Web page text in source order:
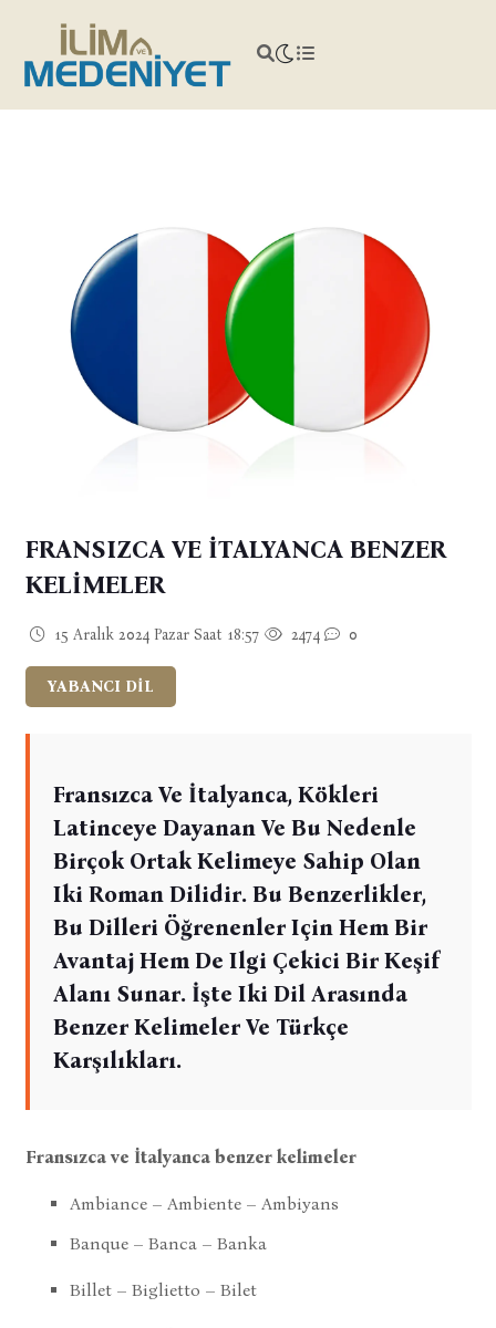
FRANSIZCA VE İTALYANCA BENZER
KELİMELER
15 Aralık 2024 Pazar Saat 18:57 2474 0
YABANCI DİL
Fransızca Ve İtalyanca, Kökleri
Latinceye Dayanan Ve Bu Nedenle
Birçok Ortak Kelimeye Sahip Olan
Iki Roman Dilidir. Bu Benzerlikler,
Bu Dilleri Öğrenenler Için Hem Bir
Avantaj Hem De Ilgi Çekici Bir Keşif
Alanı Sunar. İşte Iki Dil Arasında
Benzer Kelimeler Ve Türkçe
Karşılıkları.
Fransızca ve İtalyanca benzer kelimeler
Ambiance – Ambiente – Ambiyans
Banque – Banca – Banka
Billet – Biglietto – Bilet